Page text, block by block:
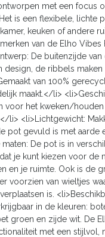
met een focus
is een flexibele, lichte
keuken of andere
van de Elho
De buitenzijde van
design, de ribbels
van 100%
maakt.</li>
voor het kweken/houden
li> <li>Lichtgewicht:
pot gevuld is met aarde
maten: De pot is in
je kunt kiezen voor de
en je ruimte. Ook is de
voorzien van wieltjes
is.
in de kleuren:
groen en zijde wit. De
met een stijlvol,